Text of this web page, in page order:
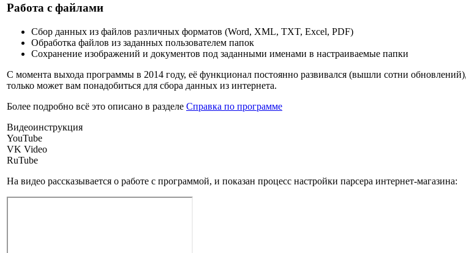
Работа с файлами
Сбор данных из файлов различных форматов (Word, XML, TXT, Excel, PDF)
Обработка файлов из заданных пользователем папок
Сохранение изображений и документов под заданными именами в настраиваемые папки
С момента выхода программы в 2014 году, её функционал постоянно развивался (вышли сотни обновлений),
только может вам понадобиться для сбора данных из интернета.
Более подробно всё это описано в разделе Справка по программе
Видеоинструкция
YouTube
VK Video
RuTube
На видео рассказывается о работе с программой, и показан процесс настройки парсера интернет-магазина: